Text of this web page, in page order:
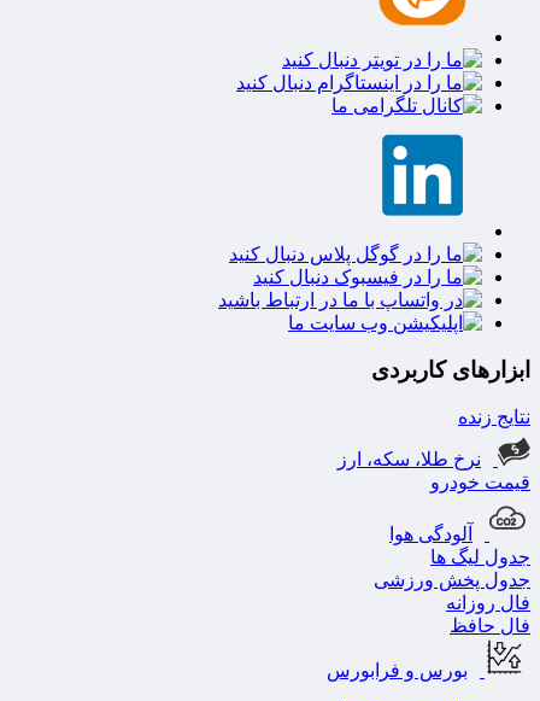
ابزارهای کاربردی
نتایج زنده
نرخ طلا، سکه، ارز
قیمت خودرو
آلودگی هوا
جدول لیگ ها
جدول پخش ورزشی
فال روزانه
فال حافظ
بورس و فرابورس